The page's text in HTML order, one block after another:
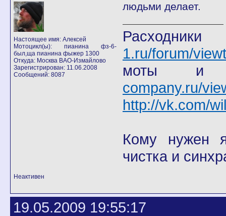
Настоящее имя: Алексей
Мотоцикл(ы): пианина фз-6-
был,ща пианина фыжер 1300
Откуда: Москва ВАО-Измайлово
Зарегистрирован: 11.06.2008
Сообщений: 8087
людьми делает.
1.ru/forum/
company.ru/
http://vk.com/
Кому нужен
чистка и
Неактивен
19.05.2009 19:55:17